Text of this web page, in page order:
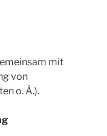
mit
von
o. Ä.).